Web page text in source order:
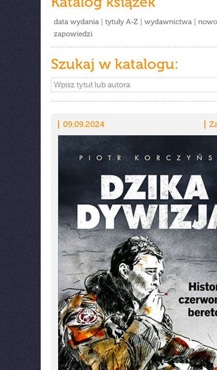
data wydania tytuły A-Z wydawnictwa
zapowiedzi
Szukaj w katalogu:
09.09.2024